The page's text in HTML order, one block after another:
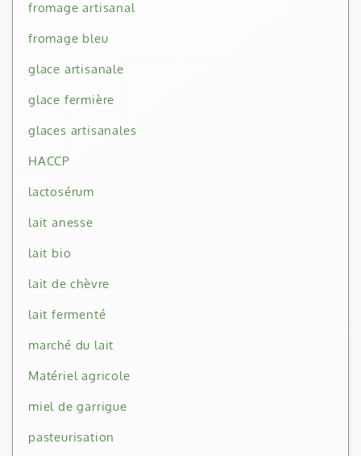
fromage artisanal
fromage bleu
glace artisanale
glace fermière
glaces artisanales
HACCP
lactosérum
lait anesse
lait bio
lait de chèvre
lait fermenté
marché du lait
Matériel agricole
miel de garrigue
pasteurisation